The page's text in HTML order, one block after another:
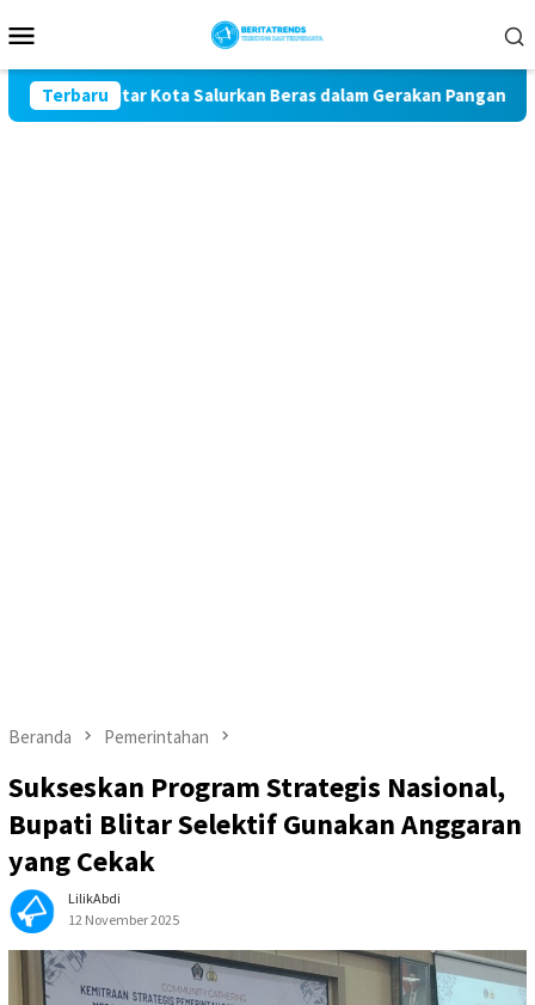
ke
Mobile
Terbaru
Blitar Kota Salurkan Beras dalam Gerakan Pangan Murah
Beranda Pemerintahan
Sukseskan Program Strategis Nasional,
Bupati Blitar Selektif Gunakan Anggaran
yang Cekak
LilikAbdi
12 November 2025